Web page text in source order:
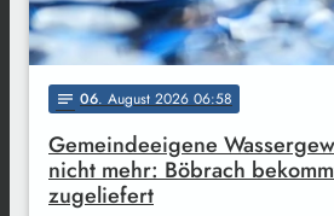
notes 06. August 2026 06:58
Gemeindeeigene
nicht mehr: Böbrach
zugeliefert